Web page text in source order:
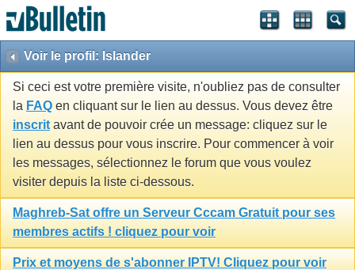
Voir le profil: Islander
Si ceci est votre première visite, n'oubliez pas de consulter
la FAQ en cliquant sur le lien au dessus. Vous devez être
inscrit avant de pouvoir crée un message: cliquez sur le
lien au dessus pour vous inscrire. Pour commencer à voir
les messages, sélectionnez le forum que vous voulez
visiter depuis la liste ci-dessous.
Maghreb-Sat offre un Serveur Cccam Gratuit pour ses
membres actifs ! cliquez pour voir
Prix et moyens de s'abonner IPTV! Cliquez pour voir